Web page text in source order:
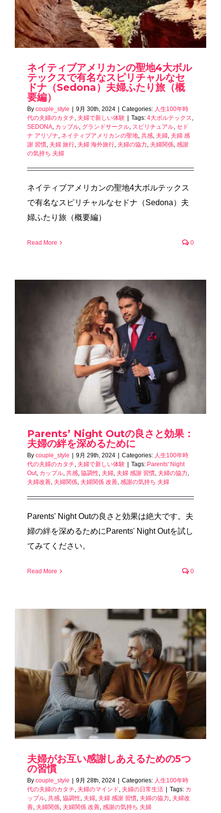
ネイティブアメリカンの聖地4大ボル
テックスで有名なスピリチャルなセ
ドナ（Sedona）夫婦ふたり旅（概
要編）
By couple_style | 9月 30th, 2024 | Categories: 人生100年時
代の夫婦のカタチ 夫婦で新しい体験 | Tags: 4大ボルテックス
SEDONA カップル グランドサークル スピリチュアル セド
ナ アリゾナ ネイティブアメリカンの聖地 共感 夫婦 夫婦 感
謝 習慣 夫婦 旅行 夫婦 海外旅行 夫婦の協力 夫婦関係 感謝
の気持ち 夫婦
ネイティブアメリカンの聖地4大ボルテックス
で有名なスピリチャルなセドナ（Sedona）夫
婦ふたり旅（概要編）
Read More 0
Parents’ Night Outの良さと効果：
夫婦の絆を深めるために
By couple_style | 9月 29th, 2024 | Categories: 人生100年時
代の夫婦のカタチ 夫婦で新しい体験 | Tags: Parents' Night
Out, カップル 共感 協調性 夫婦 夫婦 感謝 習慣 夫婦の協力
夫婦改善 夫婦関係 夫婦関係 改善 感謝の気持ち 夫婦
Parents' Night Outの良さと効果は絶大です。夫
婦の絆を深めるためにParents' Night Outを試し
てみてください。
Read More 0
夫婦がお互い感謝しあえるための5つ
の習慣
By couple_style 9月 28th, 2024 Categories: 人生100年時
代の夫婦のカタチ, 夫婦のマインド, 夫婦の日常生活 Tags: カ
ップル, 共感, 協調性, 夫婦, 夫婦 感謝 習慣, 夫婦の協力, 夫婦改
善, 夫婦関係, 夫婦関係 改善, 感謝の気持ち 夫婦